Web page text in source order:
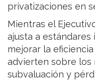
privatizaciones en
Mientras el
ajusta a
mejorar la
advierten sobre los
subvaluación y